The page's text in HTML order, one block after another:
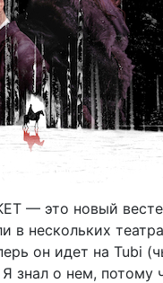
— это новый
в нескольких
он идет на Tubi
Я знал о нем, потому